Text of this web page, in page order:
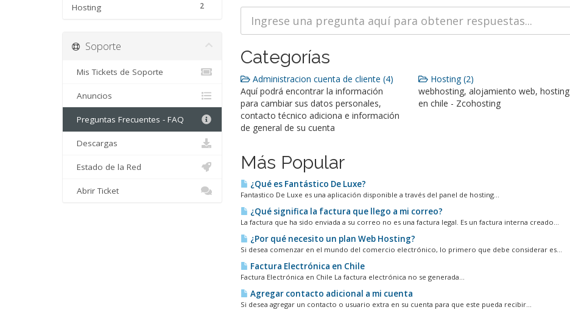
2
Hosting
Categorías
Administracion cuenta de cliente (4)
Aquí podrá encontrar la información
para cambiar sus datos personales,
contacto técnico adiciona e información
de general de su cuenta
Hosting (2)
webhosting, alojamiento web, hosting
en chile - Zcohosting
Más Popular
¿Qué es Fantástico De Luxe?
Fantastico De Luxe es una aplicación disponible a través del panel de hosting...
¿Qué significa la factura que llego a mi correo?
La factura que ha sido enviada a su correo no es una factura legal. Es un factura interna creado...
¿Por qué necesito un plan Web Hosting?
Si desea comenzar en el mundo del comercio electrónico, lo primero que debe considerar es...
Factura Electrónica en Chile
Factura Electrónica en Chile La factura electrónica no se generada...
Agregar contacto adicional a mi cuenta
Si desea agregar un contacto o usuario extra en su cuenta para que este pueda recibir...
Soporte
Mis Tickets de Soporte
Anuncios
Preguntas Frecuentes - FAQ
Descargas
Estado de la Red
Abrir Ticket